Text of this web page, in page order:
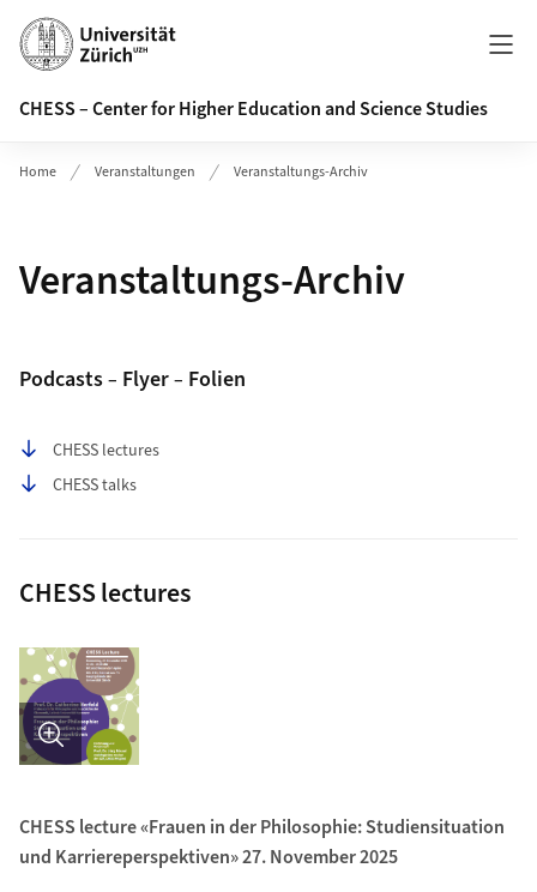
Header
CHESS – Center for Higher Education and Science Studies
Home Veranstaltungen Veranstaltungs-Archiv
Veranstaltungs-Archiv
Podcasts– Flyer– Folien
Seiteninhalt
CHESS lectures
CHESS talks
CHESS lectures
Bild in Detailansicht �ffnen
CHESS lecture «Frauen in der Philosophie: Studiensituation
und Karriereperspektiven» 27. November 2025